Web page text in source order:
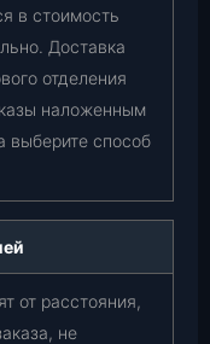
в стоимость
Доставка
отделения
наложенным
выберите способ
от расстояния,
не